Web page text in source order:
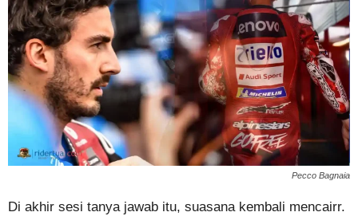
Pecco Bagnaia
Di akhir sesi tanya jawab itu, suasana kembali mencairr.